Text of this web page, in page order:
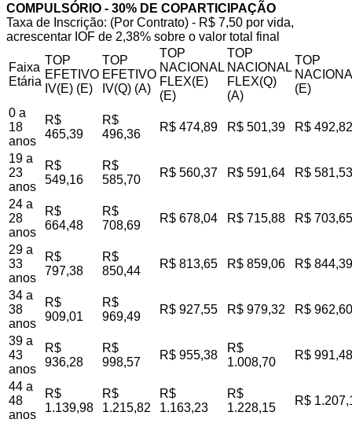
COMPULSÓRIO - 30% DE COPARTICIPAÇÃO
Taxa de Inscrição: (Por Contrato) - R$ 7,50 por vida,
acrescentar IOF de 2,38% sobre o valor total final
Faixa
Etária
TOP
EFETIVO
IV(E) (E)
TOP
EFETIVO
IV(Q) (A)
TOP
NACIONAL
FLEX(E)
(E)
TOP
NACIONAL
FLEX(Q)
(A)
TOP
(E)
0 a
18
anos
R$
465,39
R$
496,36
R$ 474,89 R$ 501,39 R$ 492,82
19 a
23
anos
R$
549,16
R$
585,70
R$ 560,37 R$ 591,64 R$ 581,53
24 a
28
anos
R$
664,48
R$
708,69
R$ 678,04 R$ 715,88 R$ 703,65
29 a
33
anos
R$
797,38
R$
850,44
R$ 813,65 R$ 859,06 R$ 844,39
34 a
38
anos
R$
909,01
R$
969,49
R$ 927,55 R$ 979,32 R$ 962,60
39 a
43
anos
R$
936,28
R$
998,57
R$ 955,38
R$
1.008,70
R$ 991,48
44 a
48
anos
R$
1.139,98
R$
1.215,82
R$
1.163,23
R$
1.228,15
R$